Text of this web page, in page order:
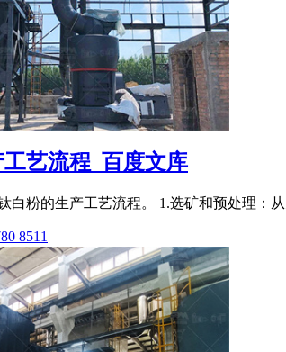
艺流程_百度文库
白粉的生产工艺流程。 1.选矿和预处理：
8511